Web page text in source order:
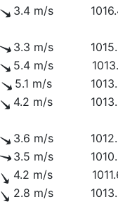
3.4 m/s
3.3 m/s
5.4 m/s
5.1 m/s
4.2 m/s
3.6 m/s
3.5 m/s
4.2 m/s
2.8 m/s